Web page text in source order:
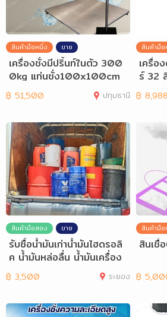
สินค้ามือหนึ่ง ขาย
เครื่องชั่งมีปริ้นท์ในตัว 300
0kg แท่นชั่ง100x100cm
TI-02P
฿ 51,500 ปทุมธานี
สินค้ามื
เครื่อ
ร์ 32
฿ 8,988
สินค้ามือสอง ขาย
รับซื้อน้ำมันเก่าน้ำมันไฮดรอลิ
ค น้ำมันหล่อลื่น น้ำมันเครื่อง
฿ 3,500 ระยอง
สินค้ามื
สินเชื่
฿